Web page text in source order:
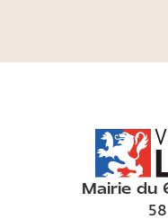
Mairie du